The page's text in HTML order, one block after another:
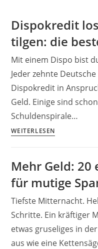
Dispokredit
tilgen: die
Mit einem Dispo bist
Jeder zehnte
Dispokredit in
Geld. Einige sind
Schuldenspirale…
WEITERLESEN
Schulden
tilgen:
die
besten
Geld-
Tipps
Mehr Geld: 20
für mutige
Tiefste Mitternacht.
Schritte. Ein kräftiger
etwas gruseliges in
aus wie eine